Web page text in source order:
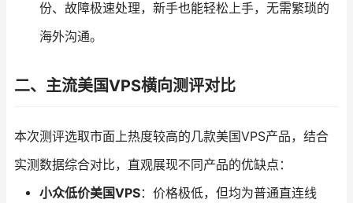
份、故障极速处理，新手也能轻松上手，无需繁琐的
海外沟通。
二、主流美国VPS横向测评对比
本次测评选取市面上热度较高的几款美国VPS产品，结合
实测数据综合对比，直观展现不同产品的优缺点：
小众低价美国VPS：价格极低，但均为普通直连线